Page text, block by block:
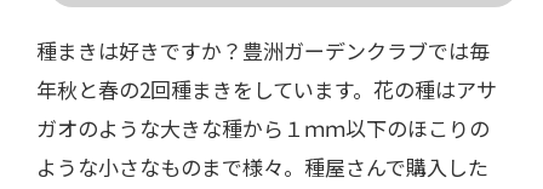
種まきは好きですか？豊洲ガーデンクラブでは毎
年秋と春の2回種まきをしています。花の種はアサ
ガオのような大きな種から１ｍｍ以下のほこりの
ような小さなものまで様々。種屋さんで購入した